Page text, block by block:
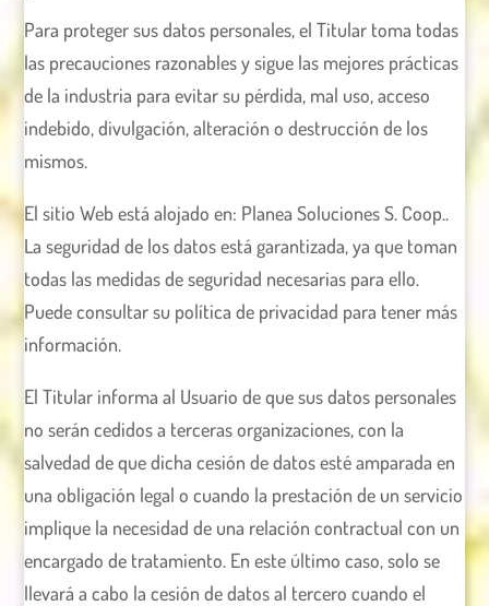
Para proteger sus datos personales, el Titular toma todas
las precauciones razonables y sigue las mejores prácticas
de la industria para evitar su pérdida, mal uso, acceso
indebido, divulgación, alteración o destrucción de los
mismos.
El sitio Web está alojado en: Planea Soluciones S. Coop..
La seguridad de los datos está garantizada, ya que toman
todas las medidas de seguridad necesarias para ello.
Puede consultar su política de privacidad para tener más
información.
El Titular informa al Usuario de que sus datos personales
no serán cedidos a terceras organizaciones, con la
salvedad de que dicha cesión de datos esté amparada en
una obligación legal o cuando la prestación de un servicio
implique la necesidad de una relación contractual con un
encargado de tratamiento. En este último caso, solo se
llevará a cabo la cesión de datos al tercero cuando el